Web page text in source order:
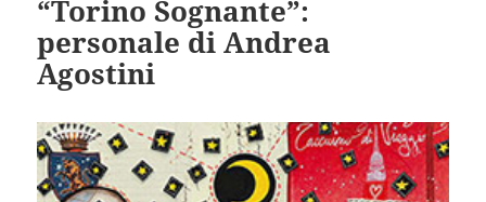
“Torino Sognante”:
personale di Andrea
Agostini